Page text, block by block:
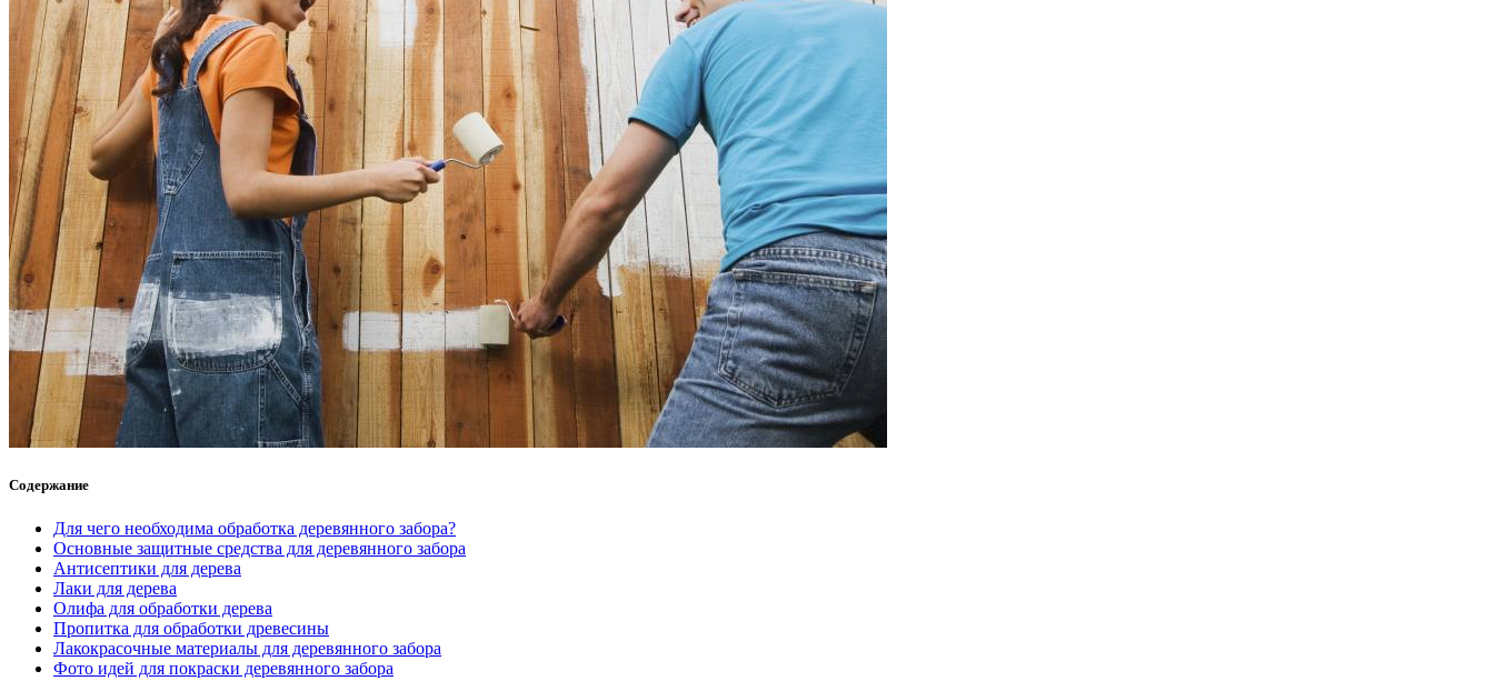
Содержание
Для чего необходима обработка деревянного забора?
Основные защитные средства для деревянного забора
Антисептики для дерева
Лаки для дерева
Олифа для обработки дерева
Пропитка для обработки древесины
Лакокрасочные материалы для деревянного забора
Фото идей для покраски деревянного забора